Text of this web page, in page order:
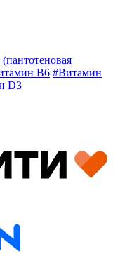
B6 #Витамин
D3